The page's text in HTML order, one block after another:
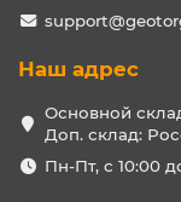
Наш адрес
Основной
Доп. склад:
Пн-Пт, с 10:00